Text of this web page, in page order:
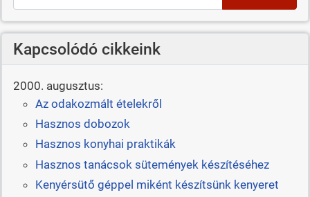
Kapcsolódó cikkeink
2000. augusztus:
Az odakozmált ételekről
Hasznos dobozok
Hasznos konyhai praktikák
Hasznos tanácsok sütemények készítéséhez
Kenyérsütő géppel miként készítsünk kenyeret